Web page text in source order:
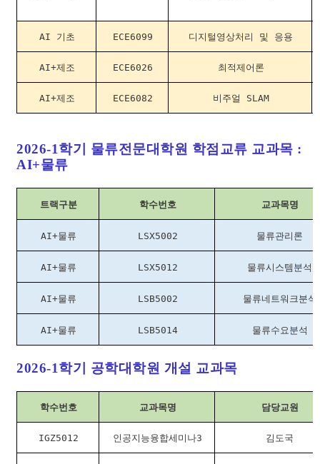
AI 기초 ECE6099 디지털영상처리 및 응용
AI+제조 ECE6026 최적제어론
AI+제조 ECE6082 비주얼 SLAM
2026-1학기 물류전문대학원 학점교류 교과목 :
AI+물류
트랙구분 학수번호 교과목명
AI+물류 LSX5002 물류관리론
AI+물류 LSX5012 물류시스템분석
AI+물류 LSB5002 물류네트워크분석
AI+물류 LSB5014 물류수요분석
2026-1학기 공학대학원 개설 교과목
학수번호 교과목명 담당교원
IGZ5012 인공지능융합세미나3 김도국